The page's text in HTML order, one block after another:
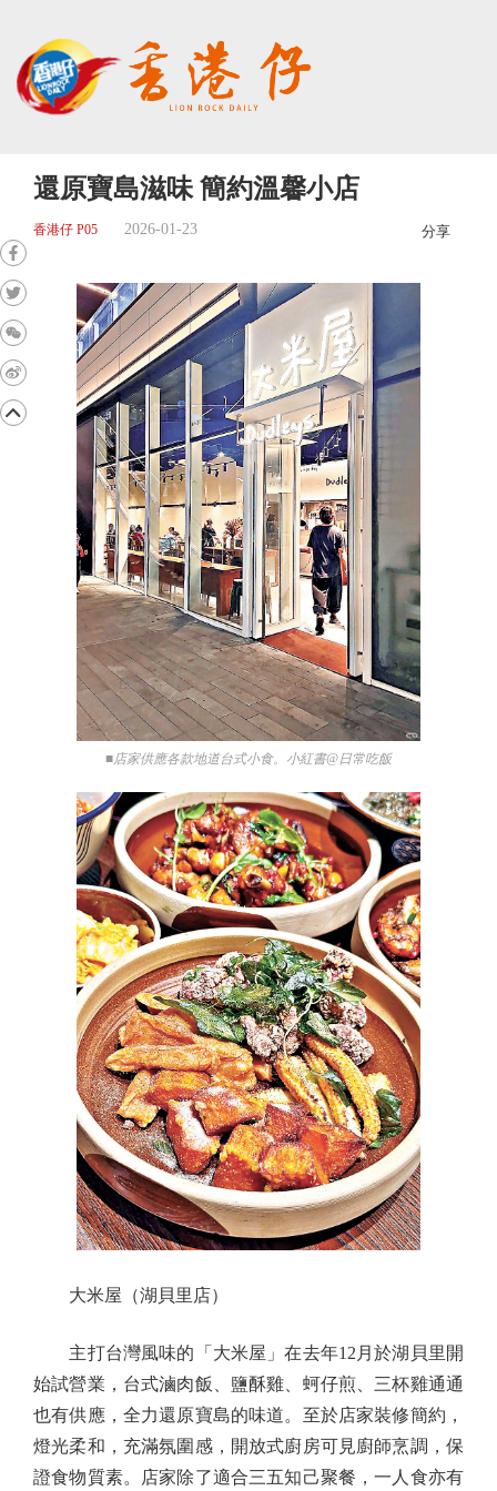
還原寶島滋味 簡約溫馨小店
香港仔 P05 2026-01-23 分享
■店家供應各款地道台式小食。小紅書@日常吃飯
大米屋（湖貝里店）
主打台灣風味的「大米屋」在去年12月於湖貝里開
始試營業，台式滷肉飯、鹽酥雞、蚵仔煎、三杯雞通通
也有供應，全力還原寶島的味道。至於店家裝修簡約，
燈光柔和，充滿氛圍感，開放式廚房可見廚師烹調，保
證食物質素。店家除了適合三五知己聚餐，一人食亦有